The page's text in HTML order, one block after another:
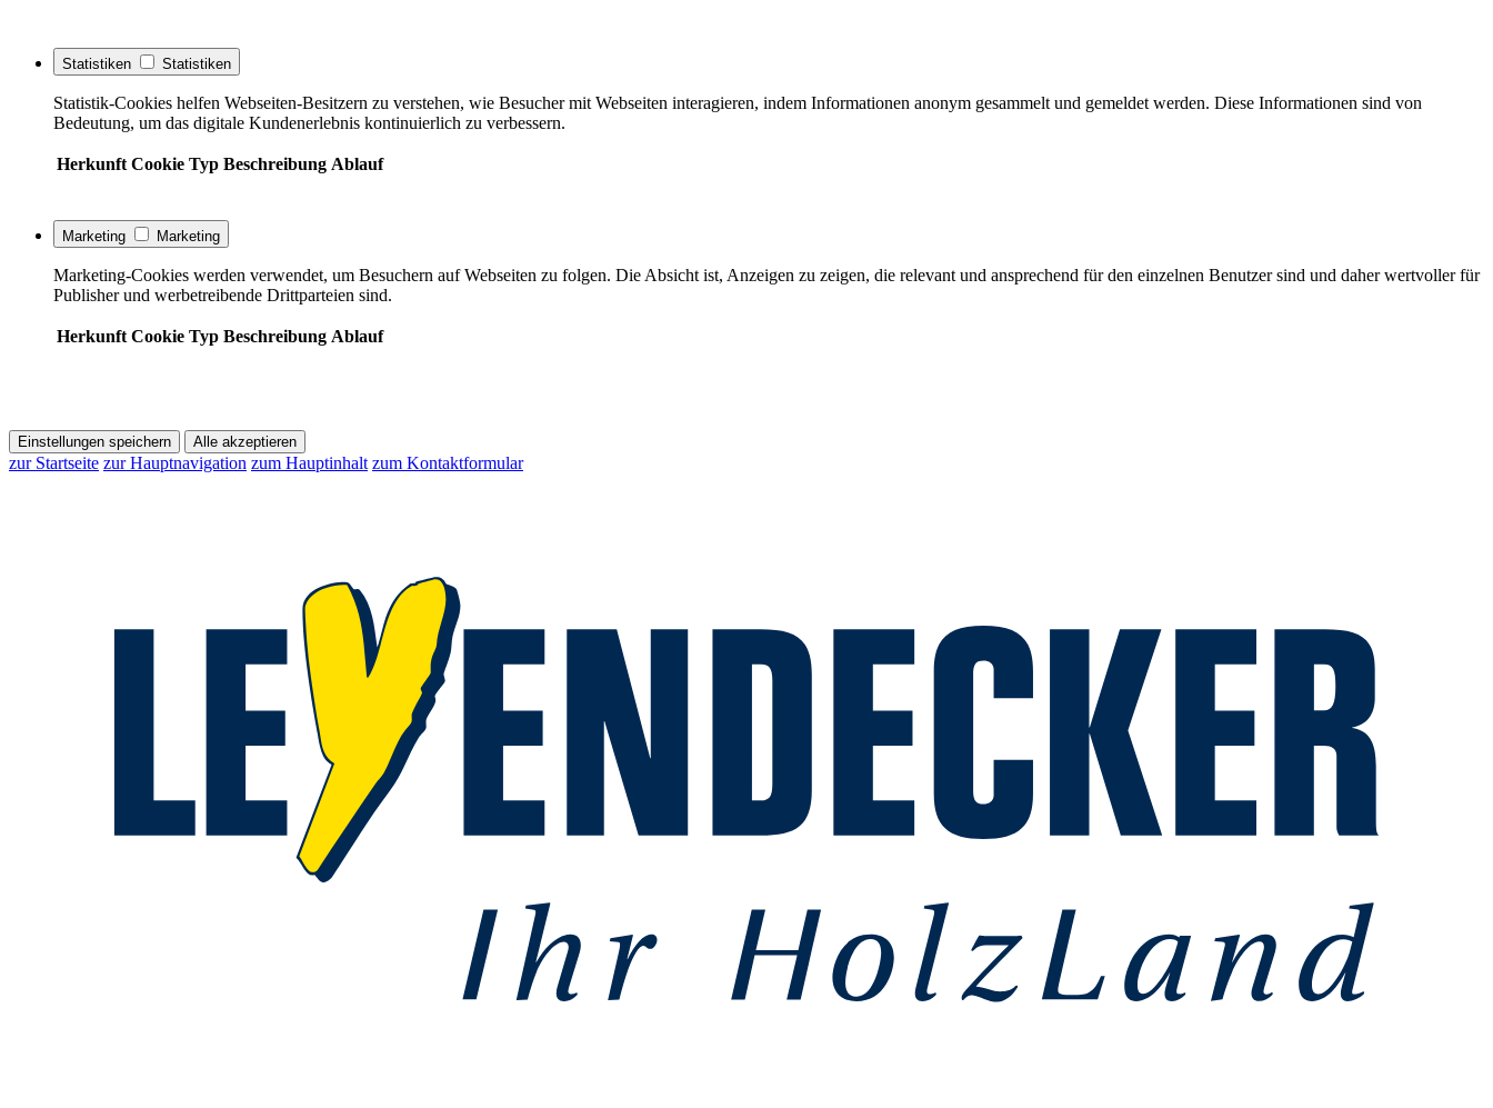
Statistiken Statistiken
Statistik-Cookies helfen Webseiten-Besitzern zu verstehen, wie Besucher mit Webseiten interagieren, indem Informationen anonym gesammelt und gemeldet werden. Diese Informationen sind von
Bedeutung, um das digitale Kundenerlebnis kontinuierlich zu verbessern.
Herkunft Cookie Typ Beschreibung Ablauf
Marketing Marketing
Marketing-Cookies werden verwendet, um Besuchern auf Webseiten zu folgen. Die Absicht ist, Anzeigen zu zeigen, die relevant und ansprechend für den einzelnen Benutzer sind und daher wertvoller für
Publisher und werbetreibende Drittparteien sind.
Herkunft Cookie Typ Beschreibung Ablauf
Einstellungen speichern Alle akzeptieren
zur Startseite zur Hauptnavigation zum Hauptinhalt zum Kontaktformular